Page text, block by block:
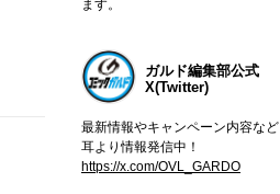
ます。
ガルド編集部公式
X(Twitter)
最新情報やキャンペーン内容など
耳より情報発信中！
https://x.com/OVL_GARDO